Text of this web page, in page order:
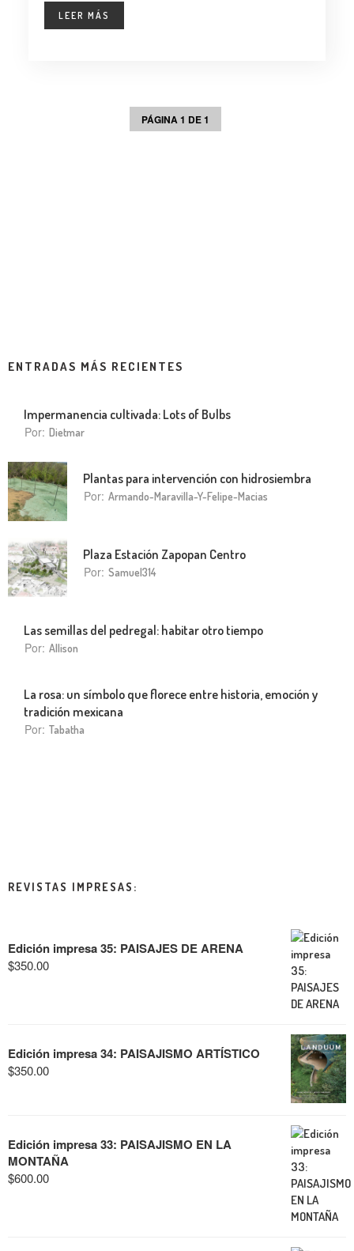
LEER MÁS
PÁGINA 1 DE 1
ENTRADAS MÁS RECIENTES
Impermanencia cultivada: Lots of Bulbs
Por: Dietmar
Plantas para intervención con hidrosiembra
Por: Armando-Maravilla-Y-Felipe-Macias
Plaza Estación Zapopan Centro
Por: Samuel314
Las semillas del pedregal: habitar otro tiempo
Por: Allison
La rosa: un símbolo que florece entre historia, emoción y
tradición mexicana
Por: Tabatha
REVISTAS IMPRESAS:
Edición impresa 35: PAISAJES DE ARENA
$350.00
Edición impresa 34: PAISAJISMO ARTÍSTICO
$350.00
Edición impresa 33: PAISAJISMO EN LA
MONTAÑA
$600.00